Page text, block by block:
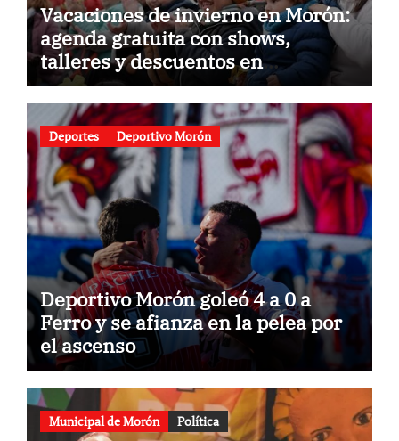
Vacaciones de invierno en Morón:
agenda gratuita con shows,
talleres y descuentos en
gastronomía
Deportes Deportivo Morón
Deportivo Morón goleó 4 a 0 a
Ferro y se afianza en la pelea por
el ascenso
Municipal de Morón Política